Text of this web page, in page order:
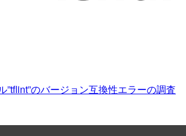
”tflint”のバージョン互換性エラーの調査